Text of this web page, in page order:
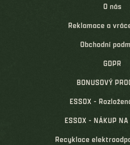
O nás
Reklamace a
Obchodní
GDPR
BONUSOVÝ
ESSOX -
ESSOX - NÁKUP
Recyklace